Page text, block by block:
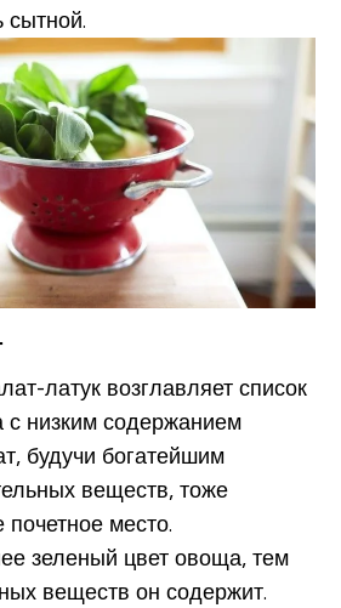
сытной.
латук возглавляет список
с низким содержанием
будучи богатейшим
веществ, тоже
почетное место.
зеленый цвет овоща, тем
веществ он содержит.